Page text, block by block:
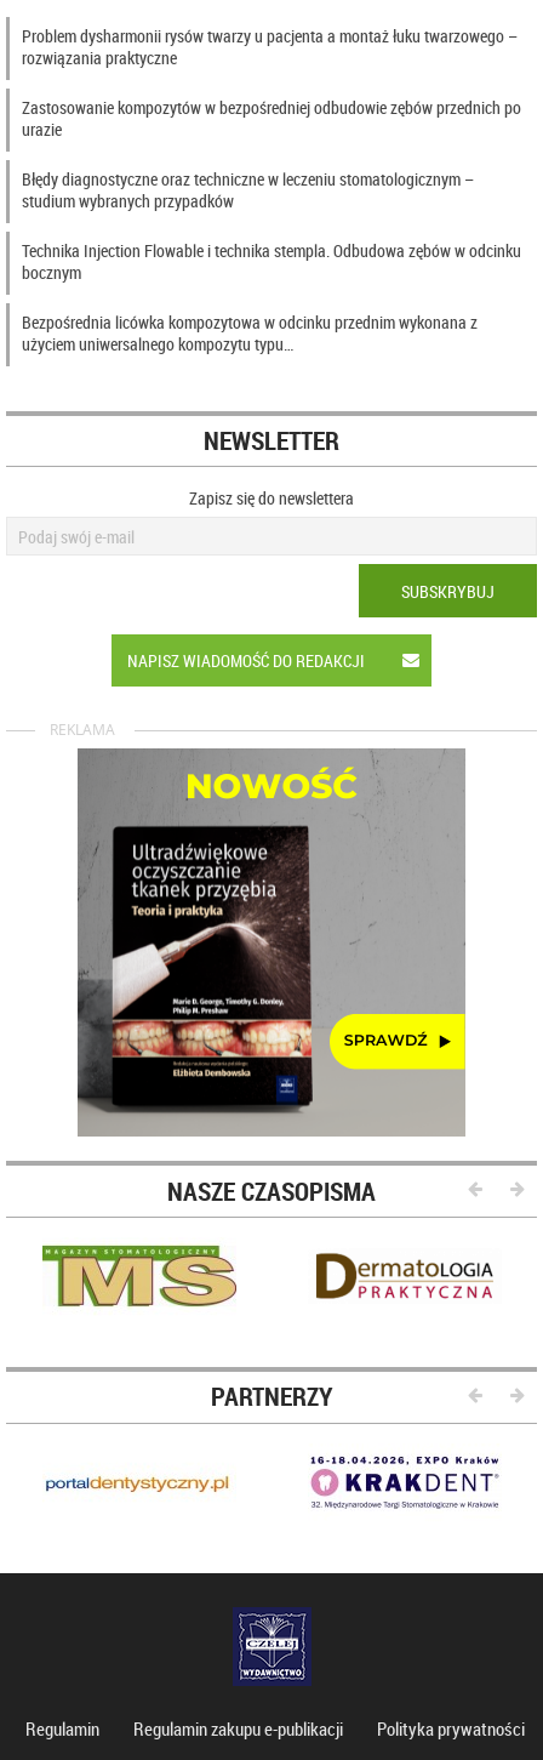
Problem dysharmonii rysów twarzy u pacjenta a montaż łuku twarzowego –
rozwiązania praktyczne
Zastosowanie kompozytów w bezpośredniej odbudowie zębów przednich po
urazie
Błędy diagnostyczne oraz techniczne w leczeniu stomatologicznym –
studium wybranych przypadków
Technika Injection Flowable i technika stempla. Odbudowa zębów w odcinku
bocznym
Bezpośrednia licówka kompozytowa w odcinku przednim wykonana z
użyciem uniwersalnego kompozytu typu…
NEWSLETTER
Zapisz się do newslettera
SUBSKRYBUJ
NAPISZ WIADOMOŚĆ DO REDAKCJI
REKLAMA
NASZE CZASOPISMA
PARTNERZY
Regulamin Regulamin zakupu e-publikacji Polityka prywatności